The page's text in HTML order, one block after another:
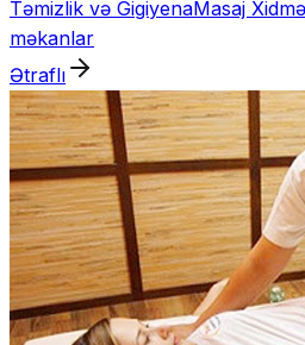
unudulmaz təcrübə təqdim edir.
Təmizlik və GigiyenaMasaj
məkanlar
Ətraflı